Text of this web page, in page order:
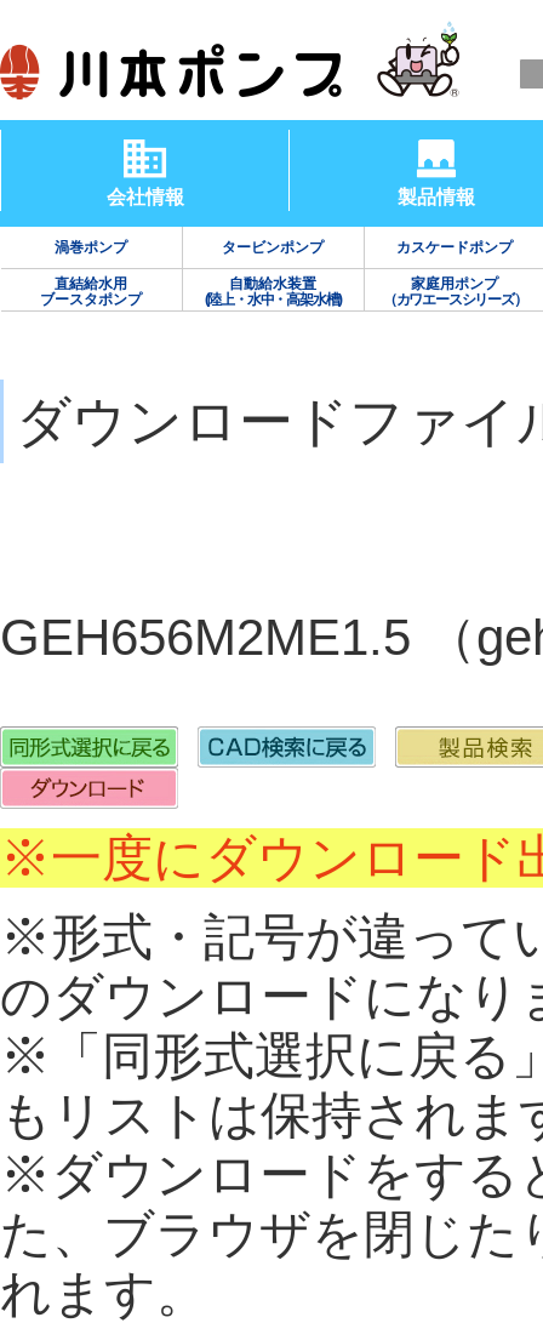
会社情報 製品情報
渦巻ポンプ タービンポンプ カスケードポンプ
直結給水用
ブースタポンプ
自動給水装置
(陸上・水中・高架水槽)
家庭用ポンプ
（カワエースシリーズ）
ダウンロードファイ
GEH656M2ME1.5 （
※一度にダウンロード
※形式・記号が違って
のダウンロードになり
※「同形式選択に戻る
もリストは保持されま
※ダウンロードをする
た、ブラウザを閉じた
れます。